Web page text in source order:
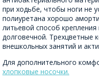
при ходьбе, чтобы ноги не
полиуретана хорошо
литьевой способ
долговечной. Трехцветные
внешкольных занятий и
Для дополнительного
хлопковые носочки.